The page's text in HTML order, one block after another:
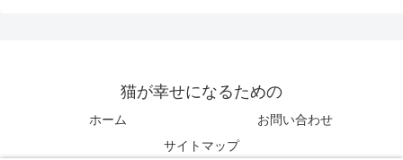
猫が幸せになるための
ホーム
お問い合わせ
サイトマップ